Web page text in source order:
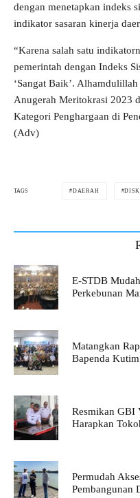
dengan menetapkan indeks
indikator sasaran kinerja
“Karena salah satu
pemerintah dengan Indeks
‘Sangat Baik’.
Anugerah Meritokrasi 2023
Kategori Penghargaan di
(Adv)
TAGS DAERAH
E-STDB
Perkebunan
Matangkan
Bapenda
Resmikan GBI
Harapkan
Permudah
Pembangunan